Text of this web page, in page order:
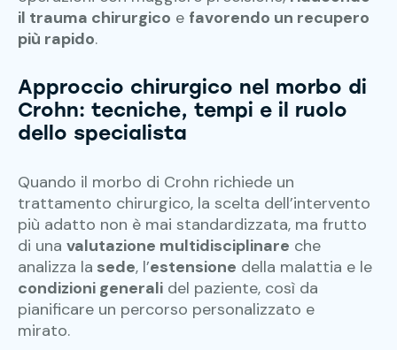
il trauma chirurgico e favorendo un recupero
più rapido.
Approccio chirurgico nel morbo di
Crohn: tecniche, tempi e il ruolo
dello specialista
Quando il morbo di Crohn richiede un
trattamento chirurgico, la scelta dell’intervento
più adatto non è mai standardizzata, ma frutto
di una valutazione multidisciplinare che
analizza la sede, l’estensione della malattia e le
condizioni generali del paziente, così da
pianificare un percorso personalizzato e
mirato.